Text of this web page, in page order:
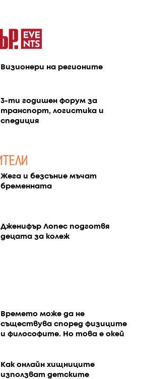
Визионери на регионите
3-ти годишен форум за
транспорт, логистика и
спедиция
Жега и безсъние мъчат
бременната
Дженифър Лопес подготвя
децата за колеж
Времето може да не
съществува според физиците
и философите. Но това е окей
Как онлайн хищниците
използват детските